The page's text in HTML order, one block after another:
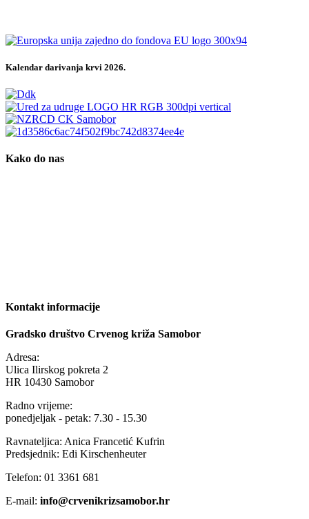
Kalendar darivanja krvi 2026.
Kako do nas
Kontakt informacije
Gradsko društvo Crvenog križa Samobor
Adresa:
Ulica Ilirskog pokreta 2
HR 10430 Samobor
Radno vrijeme:
ponedjeljak - petak: 7.30 - 15.30
Ravnateljica: Anica Francetić Kufrin
Predsjednik: Edi Kirschenheuter
Telefon: 01 3361 681
E-mail: info@crvenikrizsamobor.hr